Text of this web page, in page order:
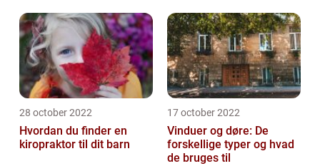
28 october 2022
Hvordan du finder en
kiropraktor til dit barn
17 october 2022
Vinduer og døre: De
forskellige typer og hvad
de bruges til